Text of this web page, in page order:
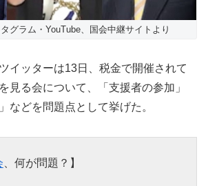
グラム・YouTube、国会中継サイトより
イッターは13日、税金で開催されて
見る会について、「支援者の参加」
などを問題点として挙げた。
、何が問題？】